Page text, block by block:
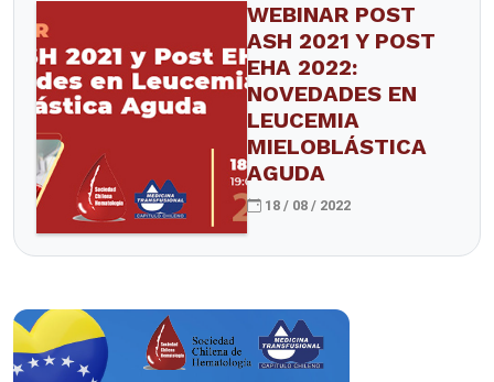
WEBINAR POST
ASH 2021 Y POST
EHA 2022:
NOVEDADES EN
LEUCEMIA
MIELOBLÁSTICA
AGUDA
18 / 08 / 2022